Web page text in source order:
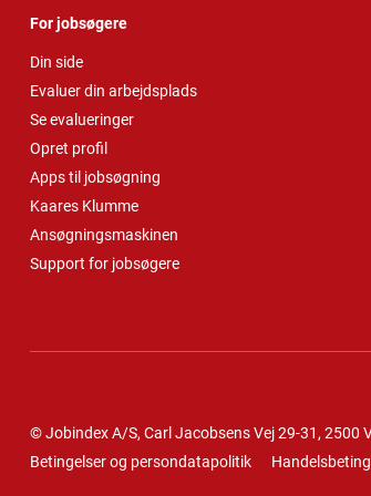
For jobsøgere
Din side
Evaluer din arbejdsplads
Se evalueringer
Opret profil
Apps til jobsøgning
Kaares Klumme
Ansøgningsmaskinen
Support for jobsøgere
© Jobindex A/S, Carl Jacobsens Vej 29-31, 2500
Betingelser og persondatapolitik